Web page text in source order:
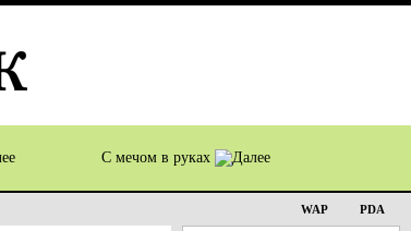
С мечом в руках
WAP PDA